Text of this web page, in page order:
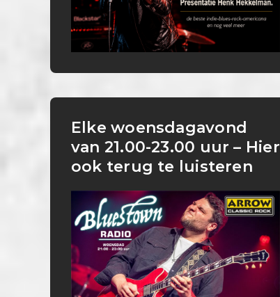
Elke woensdagavond
van 21.00-23.00 uur – Hier
ook terug te luisteren